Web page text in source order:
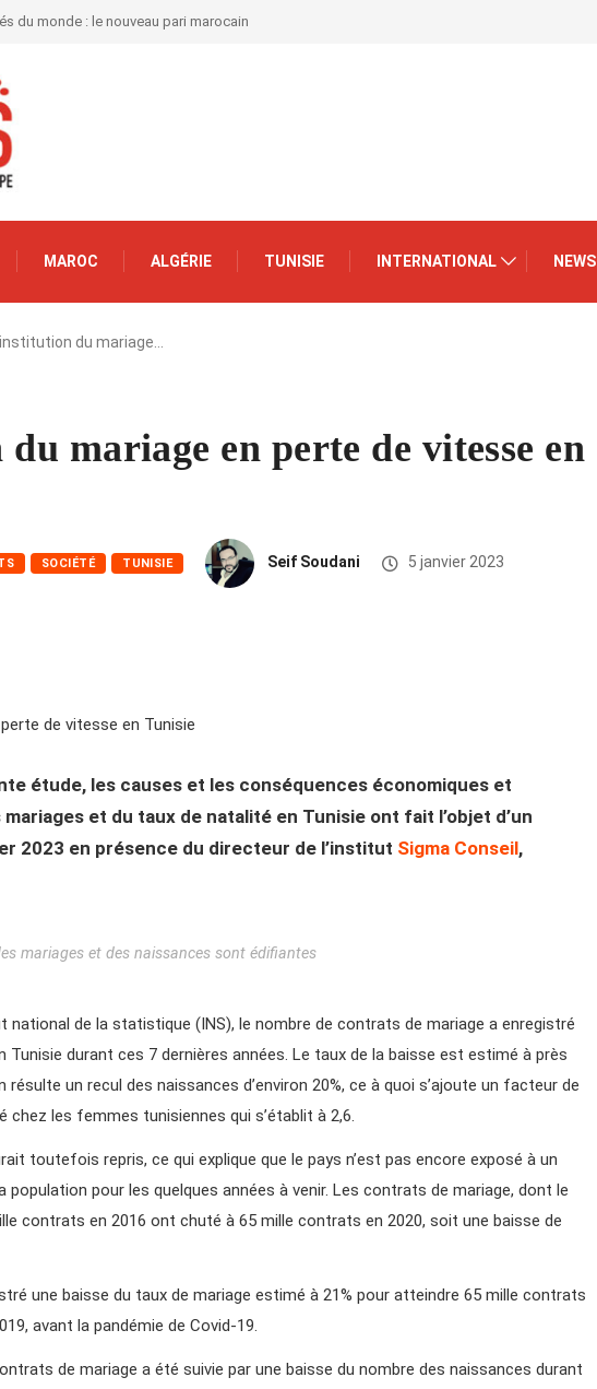
du monde : le nouveau pari marocain
MAROC ALGÉRIE TUNISIE INTERNATIONAL NEWS
du mariage…
mariage en perte de vitesse en
SOCIÉTÉ TUNISIE Seif Soudani 5 janvier 2023
étude, les causes et les conséquences économiques et
et du taux de natalité en Tunisie ont fait l’objet d’un
2023 en présence du directeur de l’institut Sigma Conseil,
mariages et des naissances sont édifiantes
national de la statistique (INS), le nombre de contrats de mariage a enregistré
Tunisie durant ces 7 dernières années. Le taux de la baisse est estimé à près
résulte un recul des naissances d’environ 20%, ce à quoi s’ajoute un facteur de
chez les femmes tunisiennes qui s’établit à 2,6.
toutefois repris, ce qui explique que le pays n’est pas encore exposé à un
pour les quelques années à venir. Les contrats de mariage, dont le
contrats en 2016 ont chuté à 65 mille contrats en 2020, soit une baisse de
une baisse du taux de mariage estimé à 21% pour atteindre 65 mille contrats
avant la pandémie de Covid-19.
de mariage a été suivie par une baisse du nombre des naissances durant